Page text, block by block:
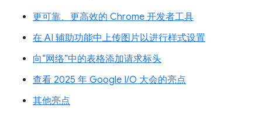
更可靠、更高效的 Chrome 开发者工具
在 AI 辅助功能中上传图片以进行样式设置
向“网络”中的表格添加请求标头
查看 2025 年 Google I/O 大会的亮点
其他亮点